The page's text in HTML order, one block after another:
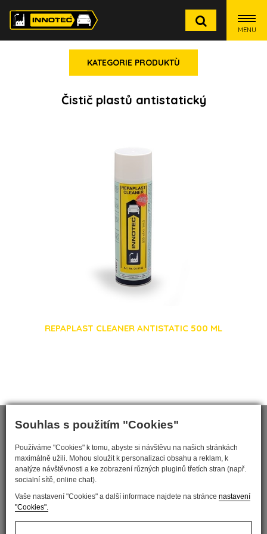
Souhlas s použitím "Cookies"
Používáme "Cookies" k tomu, abyste si návštěvu na našich stránkách
maximálně užili. Mohou sloužit k personalizaci obsahu a reklam, k
analýze návštěvnosti a ke zobrazení různých pluginů třetích stran (např.
socialní sítě, online chat).
Vaše nastavení "Cookies" a další informace najdete na stránce nastavení
"Cookies".
MENU
KATEGORIE PRODUKTÙ
Čistič plastů antistatický
REPAPLAST CLEANER ANTISTATIC 500 ML